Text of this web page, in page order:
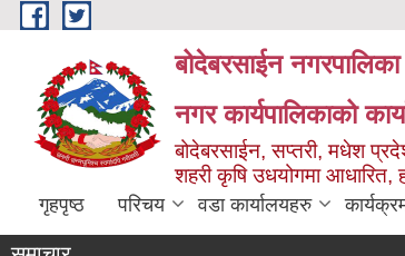
Skip to main content
बोदेबरसाईन नगरपालिका
नगर कार्यपालिकाको
बोदेबरसाईन, सप्तरी, मधेश
शहरी कृषि उधयोगमा आधारित,
गृहपृष्ठ परिचय वडा कार्यालयहरु